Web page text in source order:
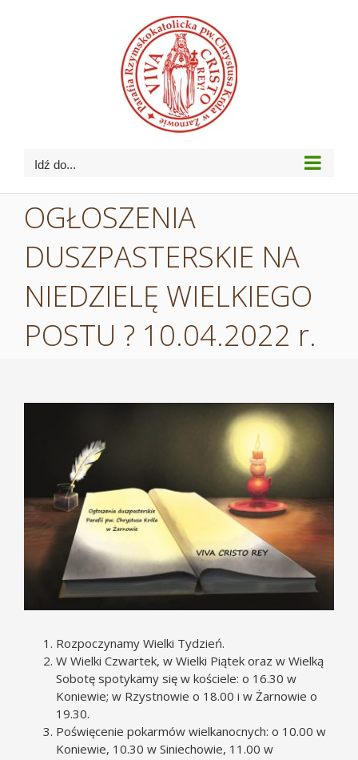
Idź do...
OGŁOSZENIA
DUSZPASTERSKIE NA
NIEDZIELĘ WIELKIEGO
POSTU ? 10.04.2022 r.
Rozpoczynamy Wielki Tydzień.
W Wielki Czwartek, w Wielki Piątek oraz w Wielką
Sobotę spotykamy się w kościele: o 16.30 w
Koniewie; w Rzystnowie o 18.00 i w Żarnowie o
19.30.
Poświęcenie pokarmów wielkanocnych: o 10.00 w
Koniewie, 10.30 w Siniechowie, 11.00 w